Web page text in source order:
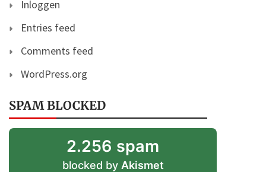
Inloggen
Entries feed
Comments feed
WordPress.org
SPAM BLOCKED
2.256 spam
blocked by Akismet